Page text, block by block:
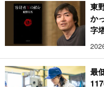
東
か
字
最